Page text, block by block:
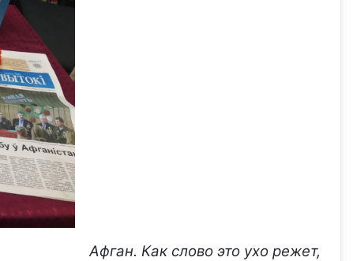
Афган. Как слово это ухо режет,